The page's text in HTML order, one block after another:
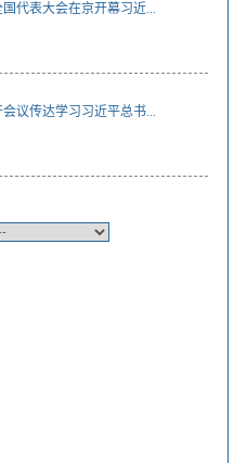
代表大会在京开幕习近...
议传达学习习近平总书...